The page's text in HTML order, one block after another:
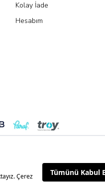
Kolay İade
Hesabım